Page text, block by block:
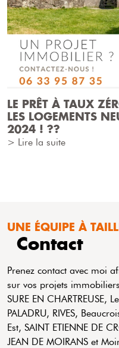
LE PRÊT À TAUX
LES LOGEMENTS
2024 ! ??
> Lire la suite
UNE ÉQUIPE À
Contact
Prenez contact avec moi
sur vos projets
SURE EN CHARTREUSE,
PALADRU, RIVES,
Est, SAINT ETIENNE DE
JEAN DE MOIRANS et